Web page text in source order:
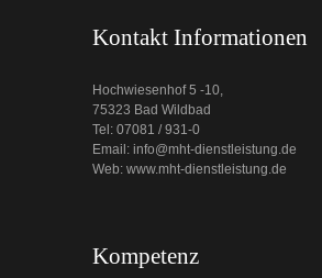
Kontakt Informationen
Hochwiesenhof 5 -10,
75323 Bad Wildbad
Tel: 07081 / 931-0
Email: info@mht-dienstleistung.de
Web: www.mht-dienstleistung.de
Kompetenz